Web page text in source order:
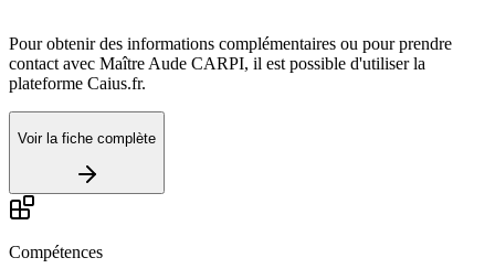
Pour obtenir des informations complémentaires ou pour prendre
contact avec Maître Aude CARPI, il est possible d'utiliser la
plateforme Caius.fr.
Voir la fiche complète
Compétences